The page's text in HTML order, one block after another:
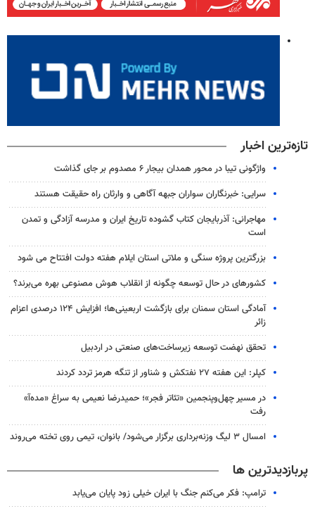
تازه‌ترین اخبار
واژگونی تیبا در محور همدان بیجار ۶ مصدوم بر جای گذاشت
سرایی: خبرنگاران سواران جبهه آگاهی و وارثان راه حقیقت هستند
مهاجرانی: آذربایجان کتاب گشوده تاریخ ایران و مدرسه آزادگی و تمدن
است
بزرگترین پروژه سنگی و ملاتی استان ایلام هفته دولت افتتاح می شود
کشورهای در حال توسعه چگونه از انقلاب هوش مصنوعی بهره می‌برند؟
آمادگی استان سمنان برای بازگشت اربعینی‌ها؛ افزایش ۱۲۴ درصدی اعزام
زائر
تحقق نهضت توسعه زیرساخت‌های صنعتی در اردبیل
کپلر: این هفته ۲۷ نفتکش و شناور از تنگه هرمز تردد کردند
در مسیر چهل‌وپنجمین «تئاتر فجر»؛ حمیدرضا نعیمی به سراغ «مده‌آ»
رفت
امسال ۳ لیگ وزنه‌برداری برگزار می‌شود/ بانوان، تیمی روی تخته می‌روند
پربازدیدترین ها
ترامپ: فکر می‌کنم جنگ با ایران خیلی زود پایان می‌یابد